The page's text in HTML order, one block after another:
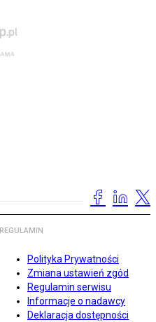
REGULAMIN
Polityka Prywatności
Zmiana ustawień zgód
Regulamin serwisu
Informacje o nadawcy
Deklaracja dostępności